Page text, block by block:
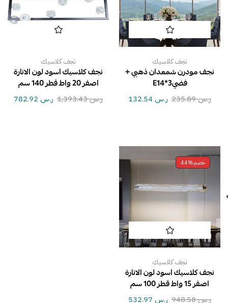
نجف كلاسيك
نجف مودرن شمعدان ذهبي +
فضيE14*3
ر.س235.89 ر.س
نجف كلاسيك
نجف كلاسيك اسود لون الانارة
اصفر 20 واط قطر 140 سم
ر.س1,393.43 ر.س
خصم44%
نجف كلاسيك
نجف كلاسيك اسود لون الانارة
اصفر 15 واط قطر 100 سم
ر.س948.58 ر.س